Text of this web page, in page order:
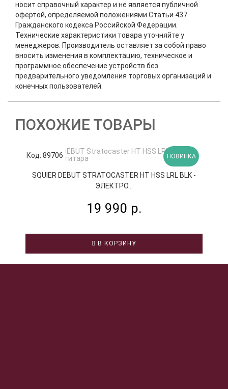
носит справочный характер и не является публичной
офертой, определяемой положениями Статьи 437
Гражданского кодекса Российской Федерации.
Технические характеристики товара уточняйте у
менеджеров. Производитель оставляет за собой право
вносить изменения в комплектацию, техническое и
программное обеспечение устройств без
предварительного уведомления торговых организаций и
конечных пользователей.
ПОХОЖИЕ ТОВАРЫ
Код: 89706 НОВИНКА
SQUIER DEBUT STRATOCASTER HT HSS LRL BLK -
ЭЛЕКТРО...
19 990 р.
В КОРЗИНУ